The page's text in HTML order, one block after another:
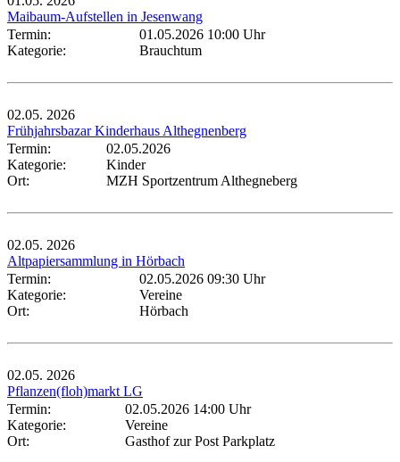
Maibaum-Aufstellen in Jesenwang
Termin:
01.05.2026 10:00 Uhr
Kategorie:
Brauchtum
02.05. 2026
Frühjahrsbazar Kinderhaus Althegnenberg
Termin:
02.05.2026
Kategorie:
Kinder
Ort:
MZH Sportzentrum Althegneberg
02.05. 2026
Altpapiersammlung in Hörbach
Termin:
02.05.2026 09:30 Uhr
Kategorie:
Vereine
Ort:
Hörbach
02.05. 2026
Pflanzen(floh)markt LG
Termin:
02.05.2026 14:00 Uhr
Kategorie:
Vereine
Ort:
Gasthof zur Post Parkplatz